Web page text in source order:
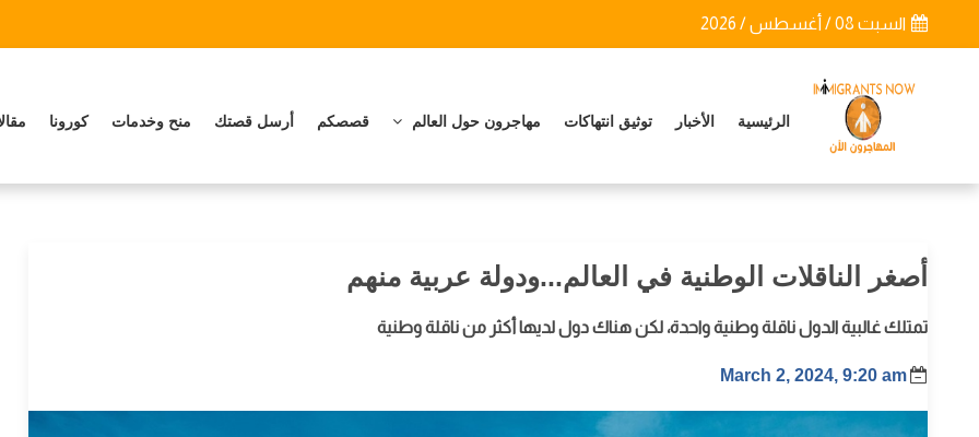
السبت 08 / أغسطس / 2026
الرئيسية الأخبار توثيق انتهاكات مهاجرون حول العالم قصصكم أرسل قصتك منح وخدمات كورونا
أصغر الناقلات الوطنية في العالم...ودولة عربية منهم
تمتلك غالبية الدول ناقلة وطنية واحدة، لكن هناك دول لديها أكثر من ناقلة وطنية
March 2, 2024, 9:20 am